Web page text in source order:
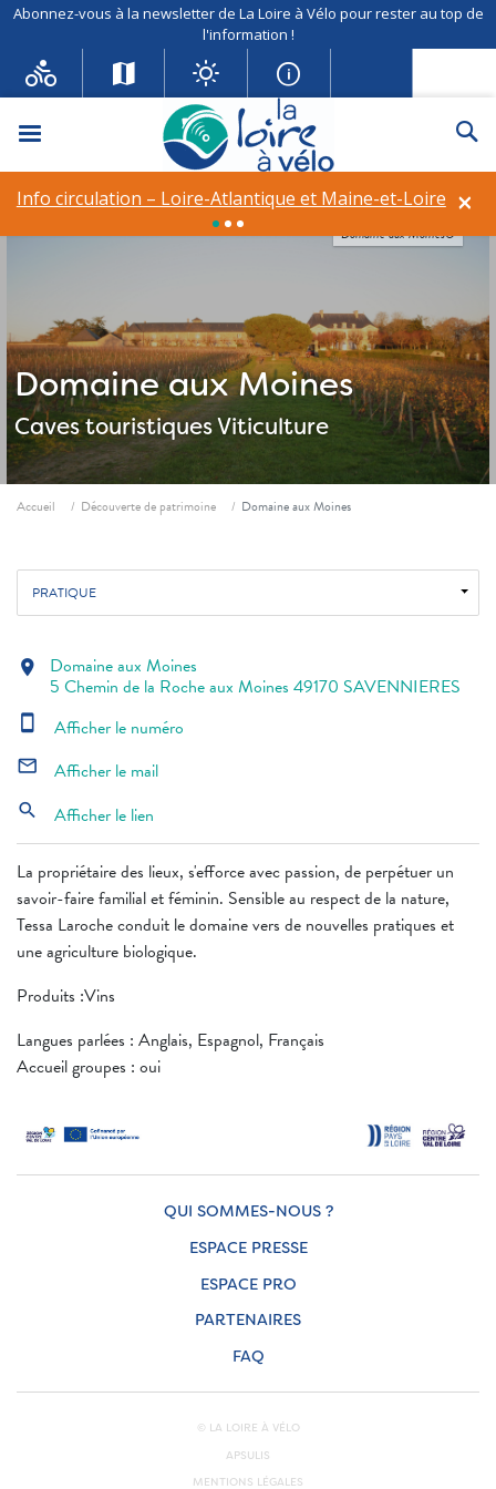
Abonnez-vous à la newsletter de La Loire à Vélo pour rester au top de
l'information !
Menu
×
Info circulation – Loire-Atlantique et Maine-et-Loire
Domaine aux Moines
Caves touristiquesViticulture
Domaine aux Moines©
Fil d'ariane
Accueil Découverte de patrimoine Domaine aux Moines
PRATIQUE
La propriétaire des lieux, s'efforce avec passion, de perpétuer un
savoir-faire familial et féminin. Sensible au respect de la nature,
Tessa Laroche conduit le domaine vers de nouvelles pratiques et
une agriculture biologique.
Produits :Vins
Langues parlées : Anglais, Espagnol, Français
Accueil groupes : oui
location_on Domaine aux Moines
5 Chemin de la Roche aux Moines 49170 SAVENNIERES
smartphone Afficher le numéro
mail_outline Afficher le mail
search Afficher le lien
QUI SOMMES-NOUS ?
ESPACE PRESSE
ESPACE PRO
PARTENAIRES
FAQ
© LA LOIRE À VÉLO
APSULIS
MENTIONS LÉGALES